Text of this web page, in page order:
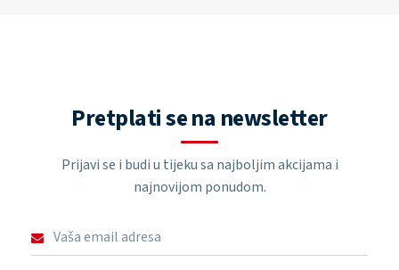
Pretplati se na newsletter
Prijavi se i budi u tijeku sa najboljim akcijama i
najnovijom ponudom.